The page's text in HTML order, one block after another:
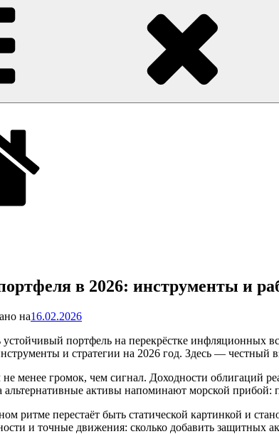
в 2026: инструменты и
на16.02.2026
устойчивый портфель на перекрёстке
и стратегии на 2026 год. Здесь — честный
менее громок, чем сигнал. Доходности облигаций
активы напоминают морской прибой:
ритме перестаёт быть статической картинкой и
и точные движения: сколько добавить защитных